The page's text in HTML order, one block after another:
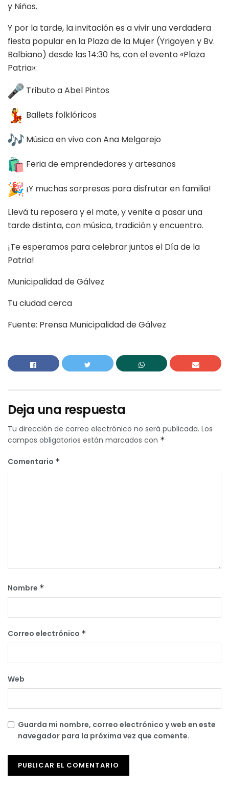
y Niños.
Y por la tarde, la invitación es a vivir una verdadera
fiesta popular en la Plaza de la Mujer (Yrigoyen y Bv.
Balbiano) desde las 14:30 hs, con el evento «Plaza
Patria»:
Tributo a Abel Pintos
Ballets folklóricos
Música en vivo con Ana Melgarejo
Feria de emprendedores y artesanos
¡Y muchas sorpresas para disfrutar en familia!
Llevá tu reposera y el mate, y venite a pasar una
tarde distinta, con música, tradición y encuentro.
¡Te esperamos para celebrar juntos el Día de la
Patria!
Municipalidad de Gálvez
Tu ciudad cerca
Fuente: Prensa Municipalidad de Gálvez
Deja una respuesta
Tu dirección de correo electrónico no será publicada. Los
campos obligatorios están marcados con *
Comentario *
Nombre *
Correo electrónico *
Web
Guarda mi nombre, correo electrónico y web en este
navegador para la próxima vez que comente.